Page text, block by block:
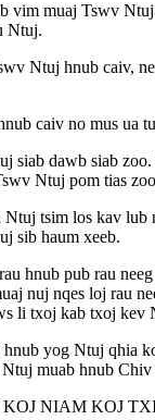
vim muaj Tswv
Ntuj.
Ntuj hnub caiv,
caiv no mus ua
siab dawb siab
Ntuj pom tias
Ntuj tsim los kav
sib haum xeeb.
hnub pub rau
nuj nqes loj rau
li txoj kab txoj kev
yog Ntuj qhia
muab hnub Chiv
NIAM KOJ